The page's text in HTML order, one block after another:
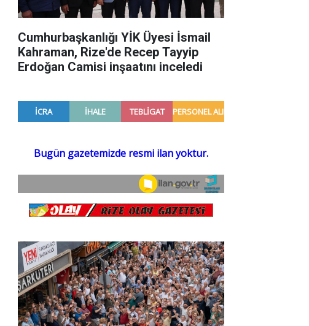
Cumhurbaşkanlığı YİK Üyesi İsmail
Kahraman, Rize'de Recep Tayyip
Erdoğan Camisi inşaatını inceledi